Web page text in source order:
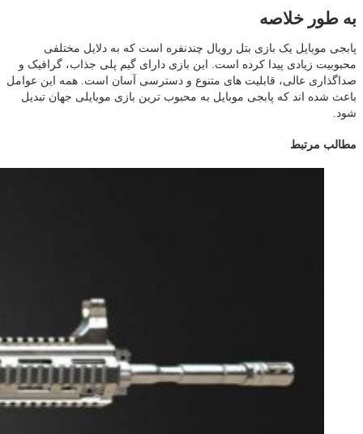
به طور خلاصه
پابجی موبایل یک بازی بتل رویال چندنفره است که به دلایل مختلفی
محبوبیت زیادی پیدا کرده است. این بازی دارای گیم پلی جذاب، گرافیک و
صداگذاری عالی، قابلیت های متنوع و دسترسی آسان است. همه این عوامل
باعث شده اند که پابجی موبایل به محبوب ترین بازی موبایلی جهان تبدیل
شود.
مطالب مرتبط